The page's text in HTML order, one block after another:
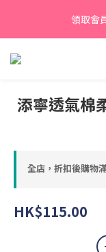
【新會員】即日
領取會
【新會員】即日
添寧透氣棉
全店，折扣後購物
HK$115.00